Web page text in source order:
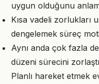
uygun olduğunu
Kısa vadeli zorlukları
dengelemek süreç
Aynı anda çok fazla
düzeni sürecini
Planlı hareket etmek